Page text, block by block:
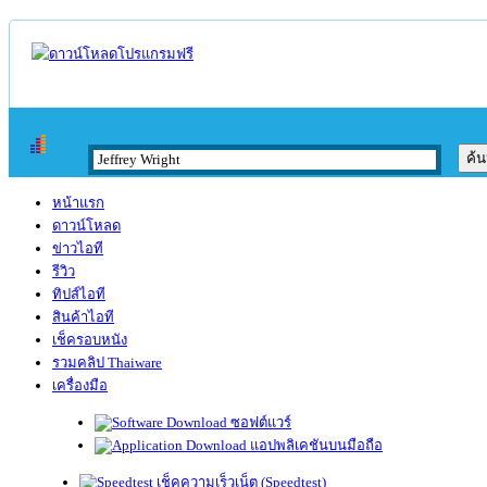
หน้าแรก
ดาวน์โหลด
ข่าวไอที
รีวิว
ทิปส์ไอที
สินค้าไอที
เช็ครอบหนัง
รวมคลิป Thaiware
เครื่องมือ
ซอฟต์แวร์
แอปพลิเคชันบนมือถือ
เช็คความเร็วเน็ต (Speedtest)